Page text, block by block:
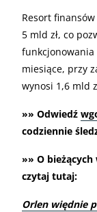
Resort
5 mld zł, co
funkcjonowania
miesiące, przy
wynosi 1,6 mld
»» Odwiedź
codziennie
»» O
czytaj tutaj:
Orlen więdnie